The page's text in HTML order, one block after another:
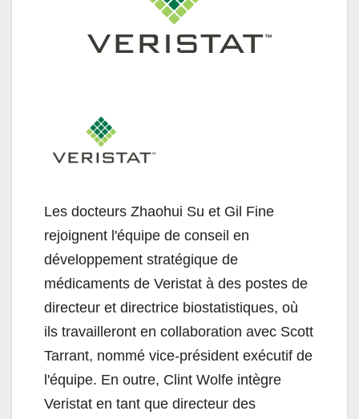
Les docteurs Zhaohui Su et Gil Fine
rejoignent l'équipe de conseil en
développement stratégique de
médicaments de Veristat à des postes de
directeur et directrice biostatistiques, où
ils travailleront en collaboration avec Scott
Tarrant, nommé vice-président exécutif de
l'équipe. En outre, Clint Wolfe intègre
Veristat en tant que directeur des